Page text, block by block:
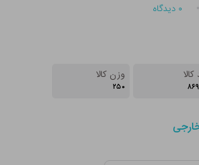
۰ دیدگاه
وزن کالا
۲۵۰